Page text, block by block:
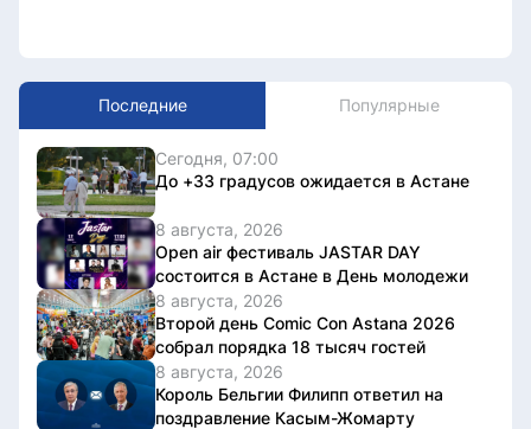
Последние Популярные
Сегодня, 07:00
До +33 градусов ожидается в Астане
8 августа, 2026
Open air фестиваль JASTAR DAY
состоится в Астане в День молодежи
8 августа, 2026
Второй день Comic Con Astana 2026
собрал порядка 18 тысяч гостей
8 августа, 2026
Король Бельгии Филипп ответил на
поздравление Касым-Жомарту